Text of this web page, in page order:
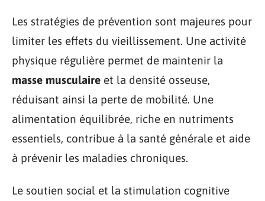
Les stratégies de prévention sont majeures pour
limiter les effets du vieillissement. Une activité
physique régulière permet de maintenir la
masse musculaire et la densité osseuse,
réduisant ainsi la perte de mobilité. Une
alimentation équilibrée, riche en nutriments
essentiels, contribue à la santé générale et aide
à prévenir les maladies chroniques.
Le soutien social et la stimulation cognitive